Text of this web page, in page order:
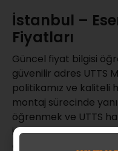
İstanbul –
Fiyatları
Güncel fiyat bilgisi
güvenilir adres UTTS
politikamız ve kaliteli
montaj sürecinde
öğrenmek ve UTTS
içinGüncel UTTS
edebilirsiniz.